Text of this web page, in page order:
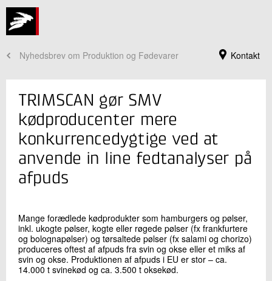
Kontakt
Nyhedsbrev om Produktion og Fødevarer
Jeg er din kontaktperson
Dennis Brandborg Nielsen
Centerchef
Bæredygtighed og Digitalisering
TRIMSCAN gør SMV
kødproducenter mere
konkurrencedygtige ved at
anvende in line fedtanalyser på
afpuds
Mange forædlede kødprodukter som hamburgers og pølser,
inkl. ukogte pølser, kogte eller røgede pølser (fx frankfurtere
og bolognapølser) og tørsaltede pølser (fx salami og chorizo)
produceres oftest af afpuds fra svin og okse eller et miks af
svin og okse. Produktionen af afpuds i EU er stor – ca.
14.000 t svinekød og ca. 3.500 t oksekød.